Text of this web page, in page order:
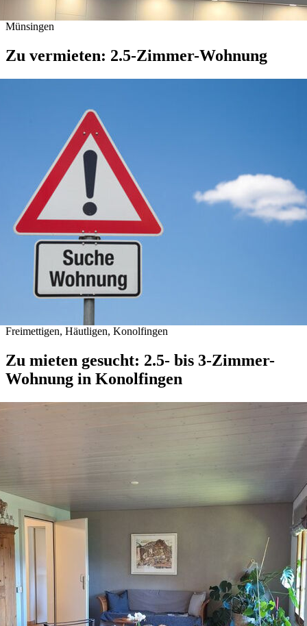
Münsingen
Zu vermieten: 2.5-Zimmer-Wohnung
Freimettigen, Häutligen, Konolfingen
Zu mieten gesucht: 2.5- bis 3-Zimmer-
Wohnung in Konolfingen